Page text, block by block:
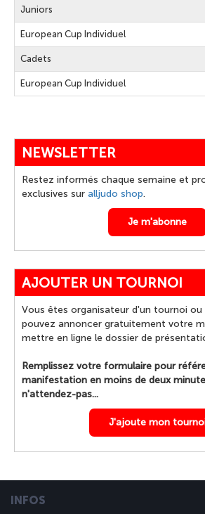
Juniors
European Cup Individuel
Cadets
European Cup Individuel
NEWSLETTER
Restez informés chaque semaine et
exclusives sur alljudo shop.
Je m'abonne
AJOUTER UN TOURNOI
Vous êtes organisateur d'un tournoi ou
pouvez annoncer gratuitement votre
mettre en ligne le dossier de
Remplissez votre formulaire pour
manifestation en moins de deux
n'attendez-pas...
J'ajoute mon
INFOS